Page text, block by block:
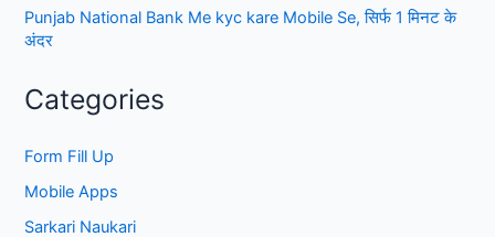
Punjab National Bank Me kyc kare Mobile Se, सिर्फ 1 मिनट के
अंदर
Categories
Form Fill Up
Mobile Apps
Sarkari Naukari